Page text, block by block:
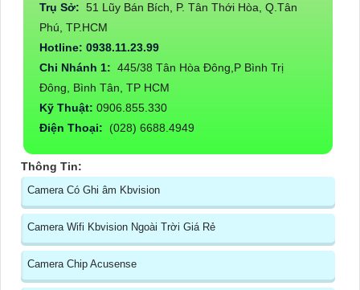
Trụ Sở: 51 Lũy Bán Bích, P. Tân Thới Hòa, Q.Tân
Phú, TP.HCM
Hotline: 0938.11.23.99
Chi Nhánh 1: 445/38 Tân Hòa Đông,P Bình Trị
Đông, Bình Tân, TP HCM
Kỹ Thuật: 0906.855.330
Điện Thoại: (028) 6688.4949
Thông Tin:
Camera Có Ghi âm Kbvision
Camera Wifi Kbvision Ngoài Trời Giá Rẻ
Camera Chip Acusense